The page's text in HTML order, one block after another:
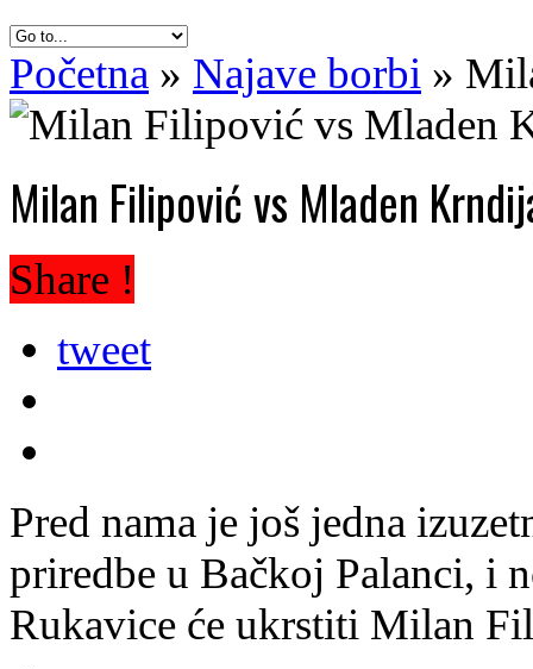
Početna » Najave borbi »
Milan Filipović vs Mladen
Share !
tweet
Pred nama je još jedna
priredbe u Bačkoj Palanci, i
Rukavice će ukrstiti Milan